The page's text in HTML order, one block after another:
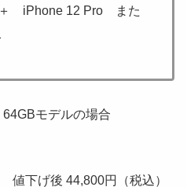
＋ iPhone 12 Pro また
モデルの場合
下げ後 44,800円（税込）